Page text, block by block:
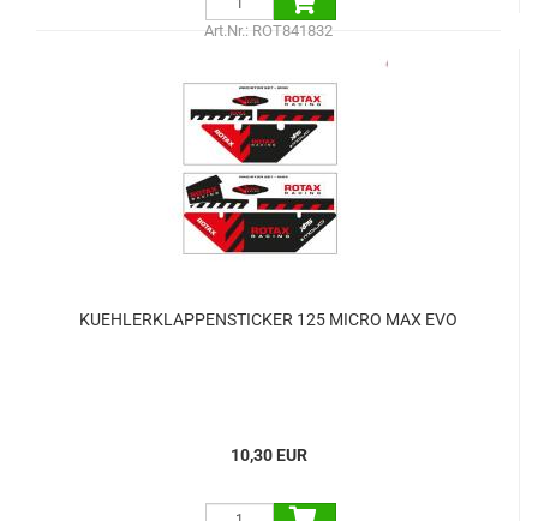
Art.Nr.: ROT841832
KUEHLERKLAPPENSTICKER 125 MICRO MAX EVO
10,30 EUR